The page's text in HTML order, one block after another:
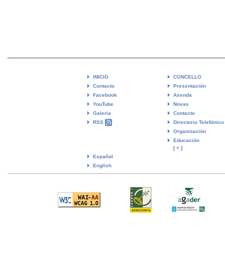
INICIO
Contacto
Facebook
YouTube
Galeria
RSS
Español
English
CONCELLO
Presentación
Axenda
Novas
Contacto
Directorio Telefónico
Organización
Educación
[ + ]